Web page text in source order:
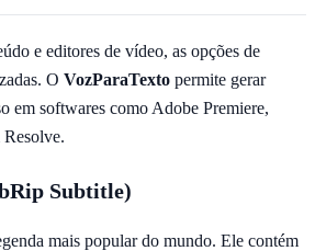
e editores de vídeo, as opções de
O VozParaTexto permite gerar
em softwares como Adobe Premiere,
Subtitle)
mais popular do mundo. Ele contém